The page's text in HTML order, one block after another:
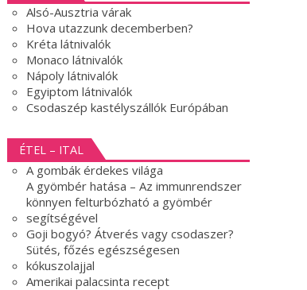
Alsó-Ausztria várak
Hova utazzunk decemberben?
Kréta látnivalók
Monaco látnivalók
Nápoly látnivalók
Egyiptom látnivalók
Csodaszép kastélyszállók Európában
ÉTEL – ITAL
A gombák érdekes világa
A gyömbér hatása – Az immunrendszer
könnyen felturbózható a gyömbér
segítségével
Goji bogyó? Átverés vagy csodaszer?
Sütés, főzés egészségesen
kókuszolajjal
Amerikai palacsinta recept